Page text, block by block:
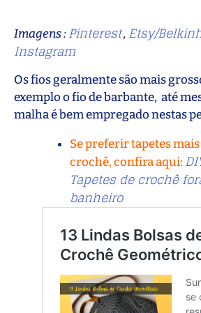
Imagens :Pinterest, Etsy/
Instagram
Os fios geralmente são mais
exemplo o fio de barbante, até
malha é bem empregado nestas
Se preferir tapetes
crochê, confira aqui:
Tapetes de crochê
banheiro